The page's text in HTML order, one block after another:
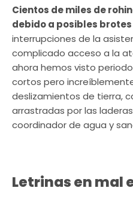
Cientos de miles de
debido a posibles
interrupciones de la
complicado acceso a la
ahora hemos visto
cortos pero
deslizamientos de tierra,
arrastradas por las
coordinador de agua y
Letrinas en mal